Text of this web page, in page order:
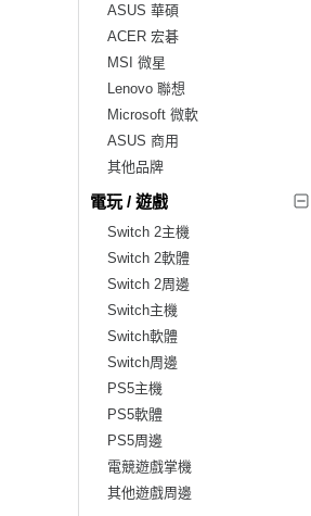
ASUS 華碩
ACER 宏碁
MSI 微星
Lenovo 聯想
Microsoft 微軟
ASUS 商用
其他品牌
電玩 / 遊戲
Switch 2主機
Switch 2軟體
Switch 2周邊
Switch主機
Switch軟體
Switch周邊
PS5主機
PS5軟體
PS5周邊
電競遊戲掌機
其他遊戲周邊